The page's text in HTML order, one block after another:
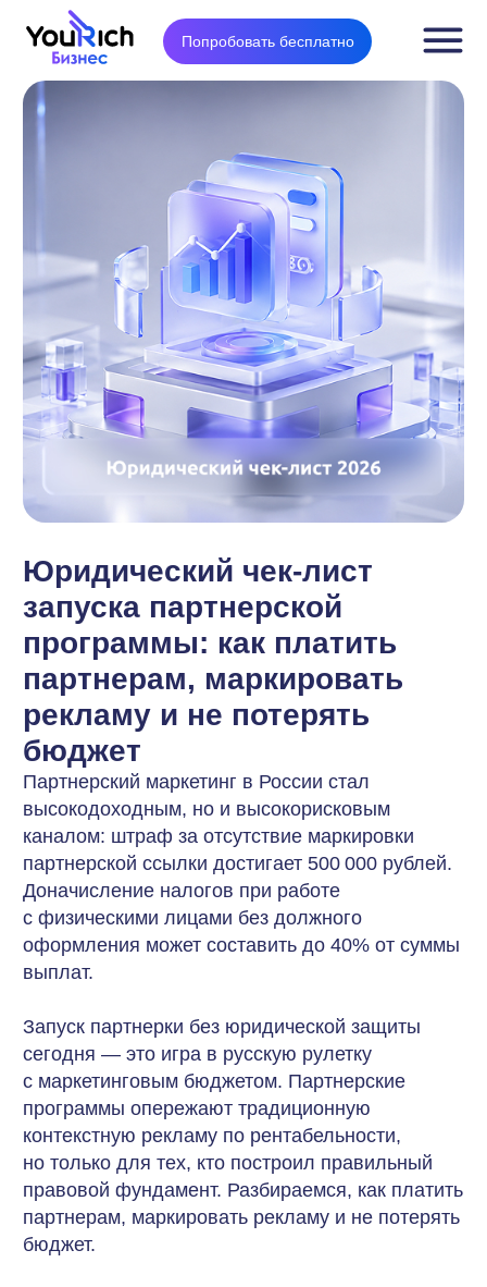
Попробовать бесплатно
Юридический чек-лист
запуска партнерской
программы: как платить
партнерам, маркировать
рекламу и не потерять
Партнерский маркетинг в России стал
высокодоходным, но и высокорисковым
партнерской ссылки достигает 500 000 рублей.
Доначисление налогов при работе
с физическими лицами без должного
оформления может составить до 40% от суммы
выплат.
Запуск партнерки без юридической защиты
сегодня — это игра в русскую рулетку
с маркетинговым бюджетом. Партнерские
программы опережают традиционную
контекстную рекламу по рентабельности,
но только для тех, кто построил правильный
правовой фундамент. Разбираемся, как платить
партнерам, маркировать рекламу и не потерять
бюджет.
запуске партнерской
программы
Иллюзия простоты («договоримся
в мессенджере и переведем на карту»)
регулярно приводит к финансовым потерям.
Типовые ошибки на старте обходятся бизнесу
дороже, чем профессиональное юридическое
сопровождение.
1. Выплаты на карту физическому лицу
без договора
Ожидание:
«Мы переведём деньги на карту,